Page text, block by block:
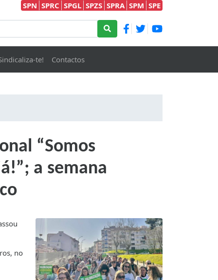
SPN SPRC SPGL SPZS SPRA SPM SPE
te! Contactos
“Somos
a semana
no